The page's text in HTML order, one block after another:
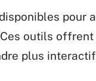
pour
outils
plus